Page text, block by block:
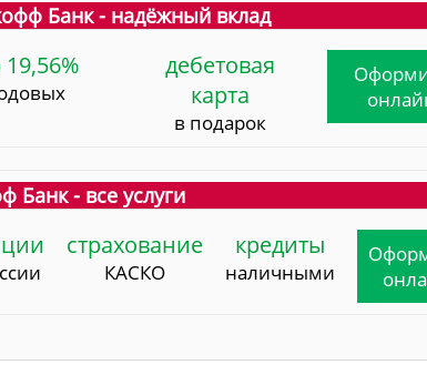
Банк - надёжный вклад
19,56%
дебетовая
карта
в подарок
Банк - все услуги
страхование
КАСКО
кредиты
наличными